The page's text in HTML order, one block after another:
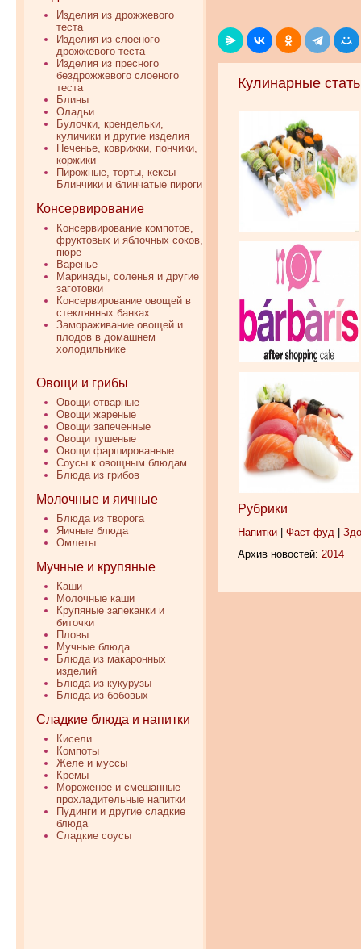
Изделия из дрожжевого
теста
Изделия из слоеного
дрожжевого теста
Изделия из пресного
бездрожжевого слоеного
теста
Блины
Оладьи
Булочки, крендельки,
куличики и другие изделия
Печенье, коврижки, пончики,
коржики
Пирожные, торты, кексы
Блинчики и блинчатые пироги
Консервирование
Консервирование компотов,
фруктовых и яблочных соков,
пюре
Варенье
Маринады, соленья и другие
заготовки
Консервирование овощей в
стеклянных банках
Замораживание овощей и
плодов в домашнем
холодильнике
Овощи и грибы
Овощи отварные
Овощи жареные
Овощи запеченные
Овощи тушеные
Овощи фаршированные
Соусы к овощным блюдам
Блюда из грибов
Молочные и яичные
Блюда из творога
Яичные блюда
Омлеты
Мучные и крупяные
Каши
Молочные каши
Крупяные запеканки и
биточки
Пловы
Мучные блюда
Блюда из макаронных
изделий
Блюда из кукурузы
Блюда из бобовых
Сладкие блюда и напитки
Кисели
Компоты
Желе и муссы
Кремы
Мороженое и смешанные
прохладительные напитки
Пудинги и другие сладкие
блюда
Сладкие соусы
Кулинарные
Рубрики
Напитки | Фаст фуд |
Архив новостей: 2014